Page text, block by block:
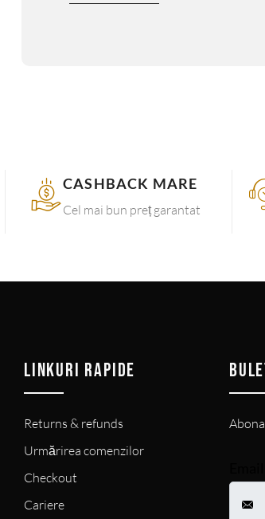
CASHBACK MARE
Cel mai bun preț garantat
LINKURI RAPIDE
Returns & refunds
Urmărirea comenzilor
Checkout
Cariere